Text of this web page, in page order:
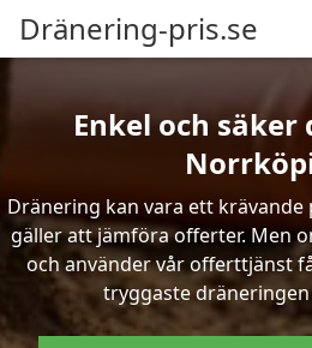
Dränering-pris.se
Enkel och
Dränering kan vara ett
gäller att jämföra offerter. Men
och använder vår offerttjänst
tryggaste